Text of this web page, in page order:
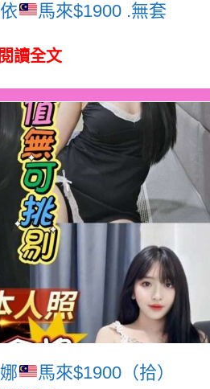
馬來$1900 .無套
閱讀全文
馬來$1900（拾）